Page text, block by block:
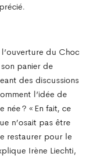
du Choc
panier de
des discussions
l’idée de
? « En fait, ce
n’osait pas être
restaurer pour le
Irène Liechti,